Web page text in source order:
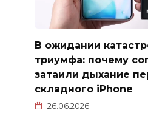
В ожидании
триумфа: почему
затаили дыхание
складного iPhone
26.06.2026